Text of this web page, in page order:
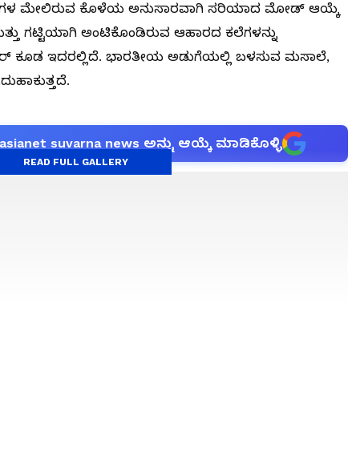
ಮೇಲಿರುವ ಕೊಳೆಯ ಅನುಸಾರವಾಗಿ ಸರಿಯಾದ ಮೋಡ್ ಆಯ್ಕೆ
ಗಟ್ಟಿಯಾಗಿ ಅಂಟಿಕೊಂಡಿರುವ ಆಹಾರದ ಕಲೆಗಳನ್ನು
ಕೂಡ ಇದರಲ್ಲಿದೆ. ಭಾರತೀಯ ಅಡುಗೆಯಲ್ಲಿ ಬಳಸುವ ಮಸಾಲೆ,
suvarna news ಅನ್ನು ಆಯ್ಕೆ ಮಾಡಿಕೊಳ್ಳಿ
READ FULL GALLERY